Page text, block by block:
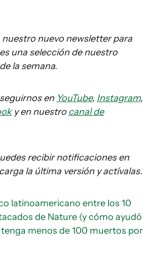
nuestro nuevo newsletter para
una selección de nuestro
la semana.
en YouTube, Instagram,
y en nuestro canal de
recibir notificaciones en
la última versión y actívalas.
latinoamericano entre los 10
de Nature (y cómo ayudó
menos de 100 muertos por